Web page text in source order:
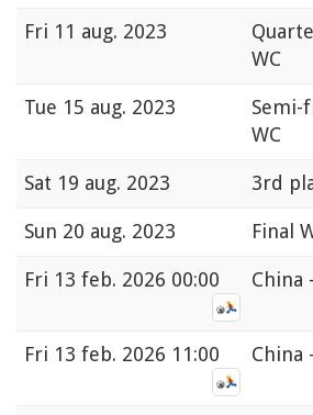
Fri 11 aug. 2023
WC
Tue 15 aug. 2023
Semi-
WC
Sat 19 aug. 2023 3rd
Sun 20 aug. 2023 Final
Fri 13 feb. 2026 00:00 China
Fri 13 feb. 2026 11:00 China